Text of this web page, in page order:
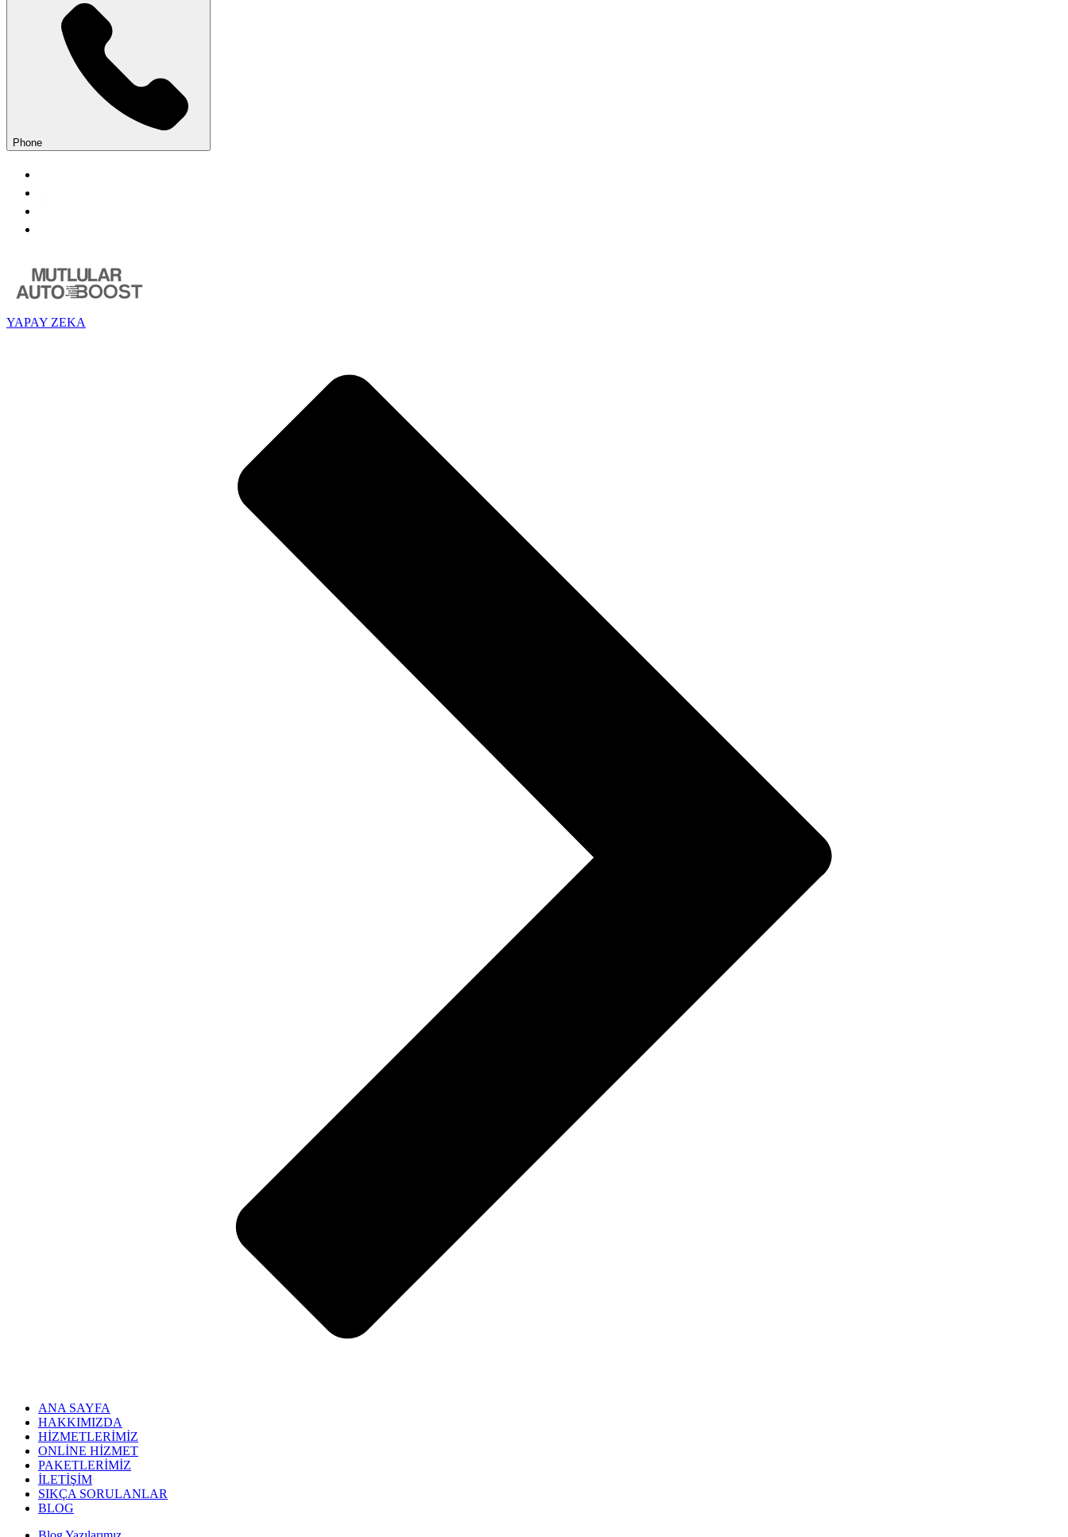
Phone
YAPAY ZEKA
ANA SAYFA
HAKKIMIZDA
HİZMETLERİMİZ
ONLİNE HİZMET
PAKETLERİMİZ
İLETİŞİM
SIKÇA SORULANLAR
BLOG